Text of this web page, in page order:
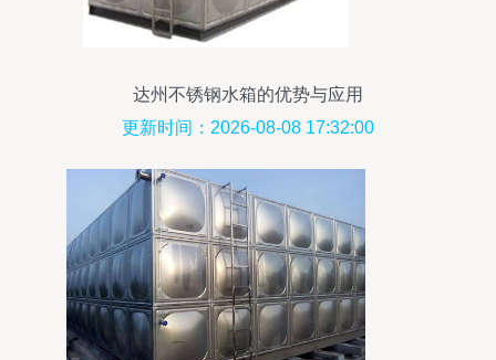
达州不锈钢水箱的优势与应用
更新时间：2026-08-08 17:32:00